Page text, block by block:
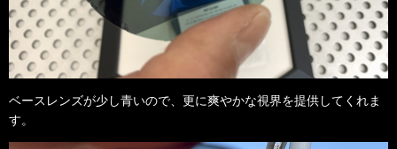
ベースレンズが少し青いので、更に爽やかな視界を提供してくれま
す。